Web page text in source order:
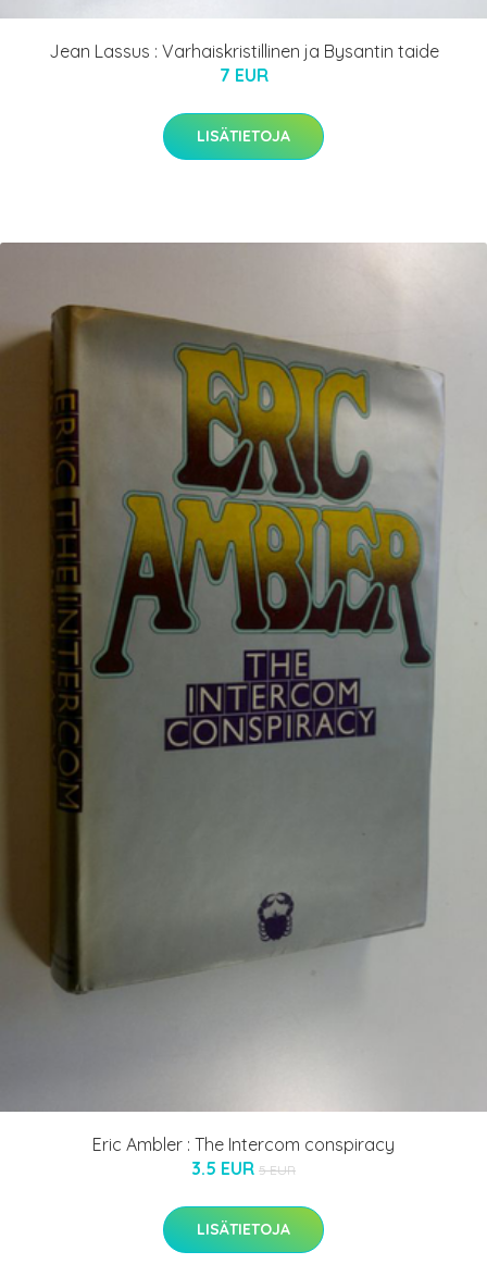
Jean Lassus : Varhaiskristillinen ja Bysantin taide
7 EUR
LISÄTIETOJA
Eric Ambler : The Intercom conspiracy
3.5 EUR 5 EUR
LISÄTIETOJA